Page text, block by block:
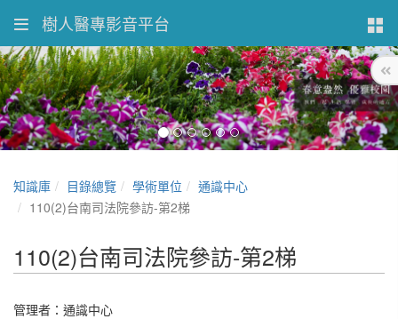
樹人醫專影音平台
知識庫 目錄總覽 學術單位
通識中心
110(2)台南司法院參訪-第2梯
110(2)台南司法院參訪-第2梯
管理者：通識中心